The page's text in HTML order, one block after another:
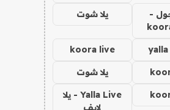
-
يلا شوت
koora live
يلا شوت
Yalla Live - يلا
لايف